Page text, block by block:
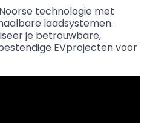
Noorse technologie met
laadsystemen.
je betrouwbare,
EVprojectenvoor